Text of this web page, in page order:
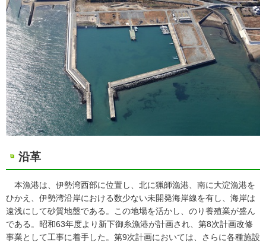
沿革
本漁港は、伊勢湾西部に位置し、北に猟師漁港、南に大淀漁港を
ひかえ、伊勢湾沿岸における数少ない未開発海岸線を有し、海岸は
遠浅にして砂質地盤である。この地場を活かし、のり養殖業が盛ん
である。昭和63年度より新下御糸漁港が計画され、第8次計画改修
事業として工事に着手した。第9次計画においては、さらに各種施設